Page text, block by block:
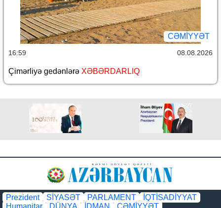
CƏMİYYƏT
16:59 08.08.2026
Çimərliyə gedənlərə XƏBƏRDARLIQ
Prezident SİYASƏT PARLAMENT
İQTİSADİYYAT
Humanitar
DÜNYA İDMAN CƏMİYYƏT